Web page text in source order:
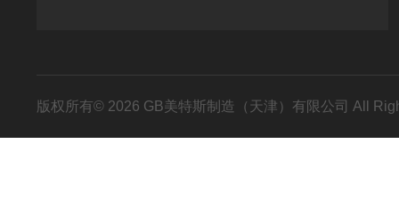
版权所有© 2026 GB美特斯制造（天津）有限公司 All